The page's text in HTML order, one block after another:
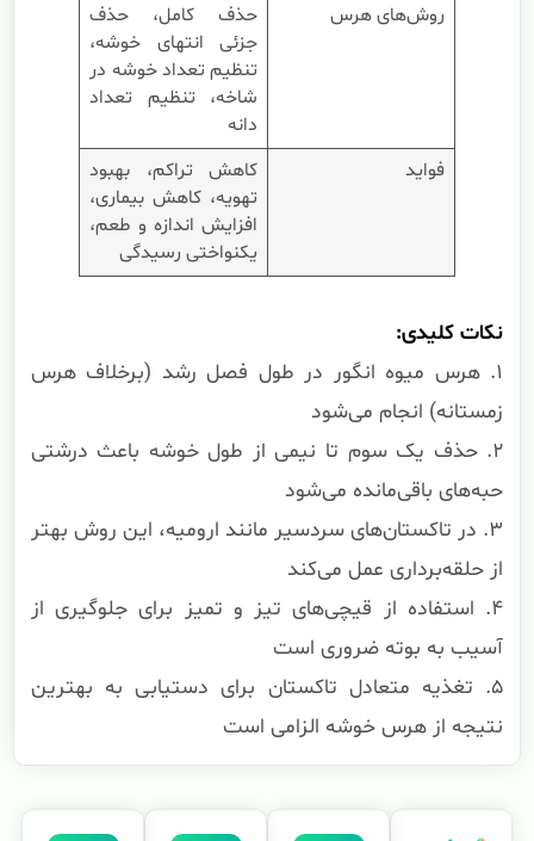
روش‌های هرس
حذف کامل، حذف
جزئی انتهای خوشه،
تنظیم تعداد خوشه در
شاخه، تنظیم تعداد
دانه
فواید
کاهش تراکم، بهبود
تهویه، کاهش بیماری،
افزایش اندازه و طعم،
یکنواختی رسیدگی
نکات کلیدی:
۱. هرس میوه انگور در طول فصل رشد (برخلاف هرس
زمستانه) انجام می‌شود
۲. حذف یک سوم تا نیمی از طول خوشه باعث درشتی
حبه‌های باقی‌مانده می‌شود
۳. در تاکستان‌های سردسیر مانند ارومیه، این روش بهتر
از حلقه‌برداری عمل می‌کند
۴. استفاده از قیچی‌های تیز و تمیز برای جلوگیری از
آسیب به بوته ضروری است
۵. تغذیه متعادل تاکستان برای دستیابی به بهترین
نتیجه از هرس خوشه الزامی است